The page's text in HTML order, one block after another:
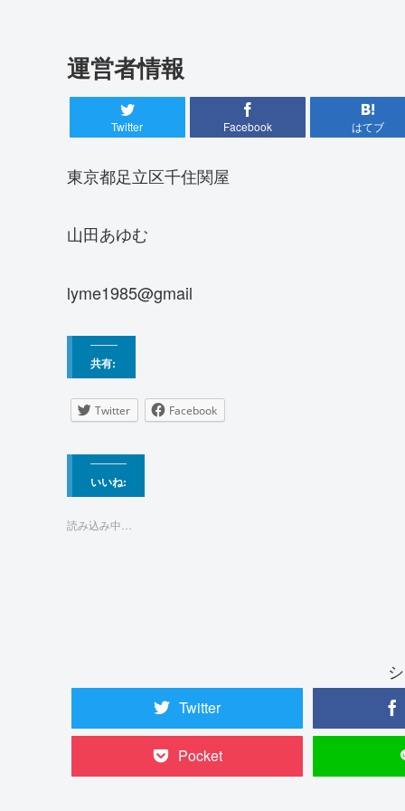
運営者情報
Twitter Facebook はてブ
東京都足立区千住関屋
山田あゆむ
lyme1985@gmail
共有:
Twitter Facebook
いいね:
読み込み中…
Twitter
Pocket